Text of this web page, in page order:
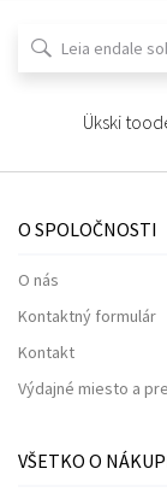
Ükski
O SPOLOČNOSTI
O nás
Kontaktný formulár
Kontakt
Výdajné miesto a
VŠETKO O